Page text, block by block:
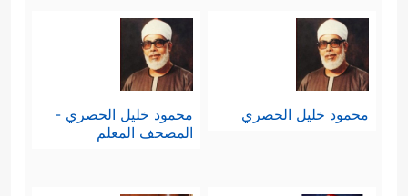
محمود خليل الحصري
محمود خليل الحصري -
المصحف المعلم